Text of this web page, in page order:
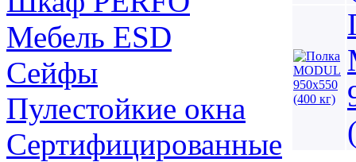
Мебель ESD
Сейфы
Пулестойкие окна
Сертифицированные